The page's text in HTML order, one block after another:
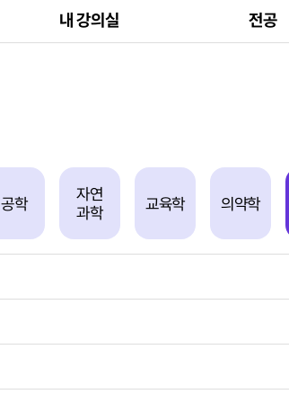
내 강의실 전공
공학
자연
과학
교육학 의약학